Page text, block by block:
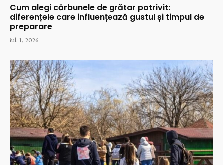
Cum alegi cărbunele de grătar potrivit:
diferențele care influențează gustul și timpul de
preparare
iul. 1, 2026